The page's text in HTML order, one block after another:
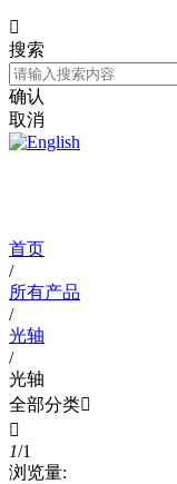

搜索
确认
取消
首页
/
所有产品
/
光轴
/
光轴
全部分类

1/1
浏览量: